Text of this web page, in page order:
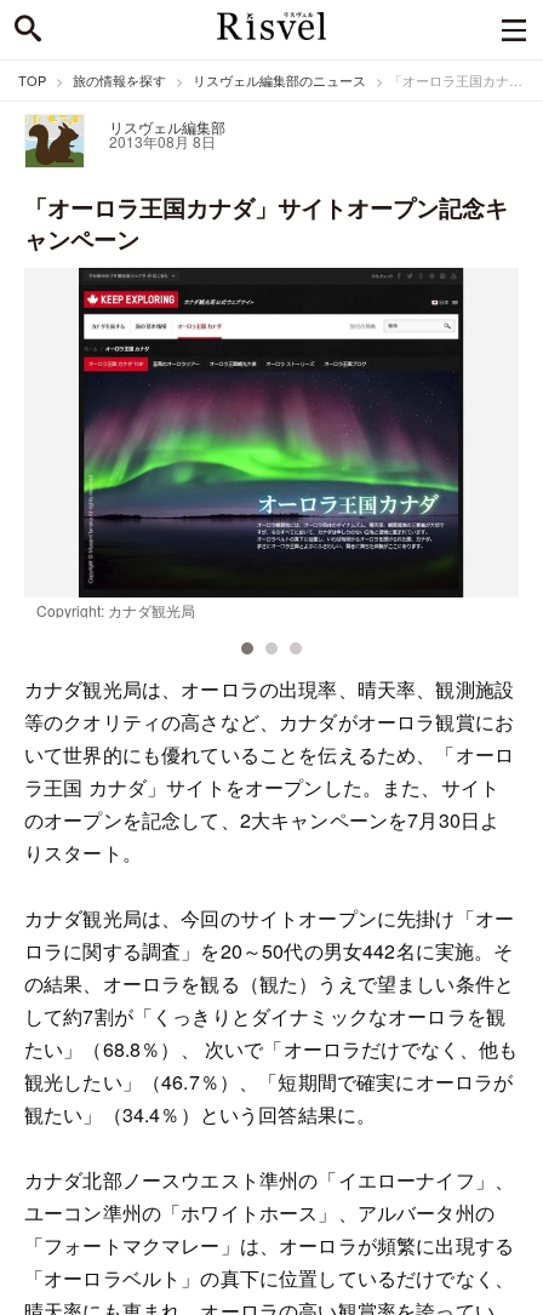
TOP 旅の情報を探す リスヴェル編集部のニュース 「オーロラ王国カナダ」サイトオープン記念キャンペーン
リスヴェル編集部
2013年08月 8日
「オーロラ王国カナダ」サイトオープン記念キ
ャンペーン
Copyright: カナダ観光局
カナダ観光局は、オーロラの出現率、晴天率、観測施設
等のクオリティの高さなど、カナダがオーロラ観賞にお
いて世界的にも優れていることを伝えるため、「オーロ
ラ王国 カナダ」サイトをオープンした。また、サイト
のオープンを記念して、2大キャンペーンを7月30日よ
りスタート。
カナダ観光局は、今回のサイトオープンに先掛け「オー
ロラに関する調査」を20～50代の男女442名に実施。そ
の結果、オーロラを観る（観た）うえで望ましい条件と
して約7割が「くっきりとダイナミックなオーロラを観
たい」（68.8％）、 次いで「オーロラだけでなく、他も
観光したい」（46.7％）、「短期間で確実にオーロラが
観たい」（34.4％）という回答結果に。
カナダ北部ノースウエスト準州の「イエローナイフ」、
ユーコン準州の「ホワイトホース」、アルバータ州の
「フォートマクマレー」は、オーロラが頻繁に出現する
「オーロラベルト」の真下に位置しているだけでなく、